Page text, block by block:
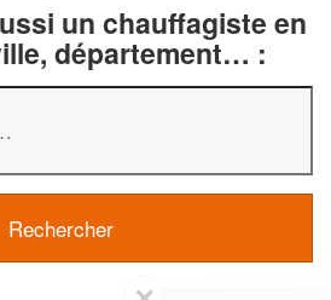
un chauffagiste en
département… :